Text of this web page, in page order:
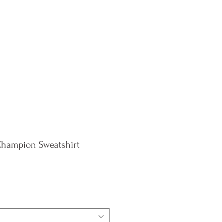
Sweatshirt